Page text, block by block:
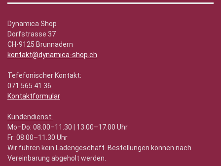
Dynamica Shop
Dorfstrasse 37
CH-9125 Brunnadern
kontakt@dynamica-shop.ch
Tefefonischer Kontakt:
071 565 41 36
Kontaktformular
Kundendienst:
Mo–Do: 08.00–11.30 | 13.00–17.00 Uhr
Fr: 08.00–11.30 Uhr
Wir führen kein Ladengeschäft. Bestellungen können nach
Vereinbarung abgeholt werden.